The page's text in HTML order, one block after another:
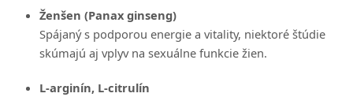
Ženšen (Panax ginseng)
Spájaný s podporou energie a vitality, niektoré štúdie
skúmajú aj vplyv na sexuálne funkcie žien.
L-arginín, L-citrulín